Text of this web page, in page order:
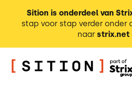
Sition is onderdeel van
stap voor stap verder onder
naar strix.net